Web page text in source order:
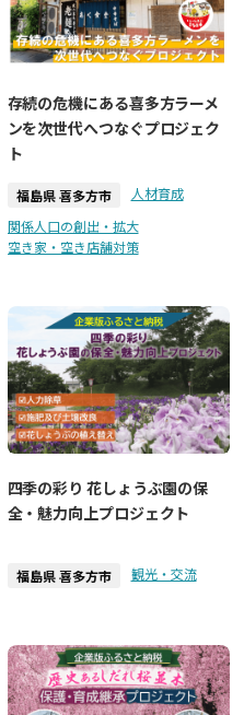
存続の危機にある喜多方ラーメ
ンを次世代へつなぐプロジェク
ト
福島県 喜多方市
人材育成
関係人口の創出・拡大
空き家・空き店舗対策
四季の彩り 花しょうぶ園の保
全・魅力向上プロジェクト
福島県 喜多方市 観光・交流